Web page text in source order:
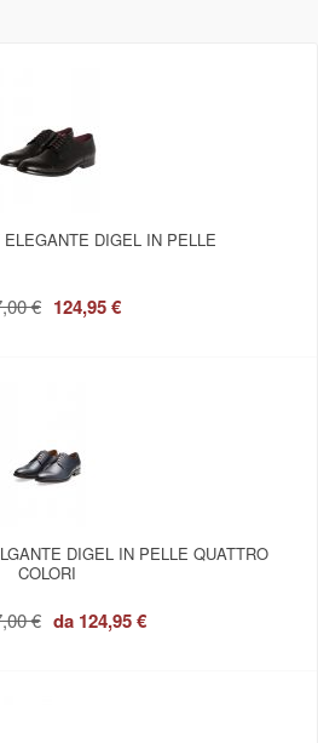
DIGEL IN PELLE
€ 124,95 €
DIGEL IN PELLE QUATTRO
COLORI
€ da 124,95 €